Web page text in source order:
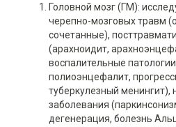
Головной мозг (ГМ):
черепно-мозговых травм
сочетанные),
(арахноидит,
воспалительные
полиоэнцефалит,
туберкулезный менингит),
заболевания
дегенерация, болезнь